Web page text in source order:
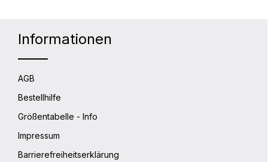
Informationen
AGB
Bestellhilfe
Größentabelle - Info
Impressum
Barrierefreiheitserklärung